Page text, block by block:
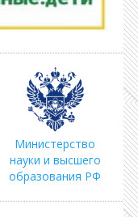
Министерство
науки и высшего
образования РФ